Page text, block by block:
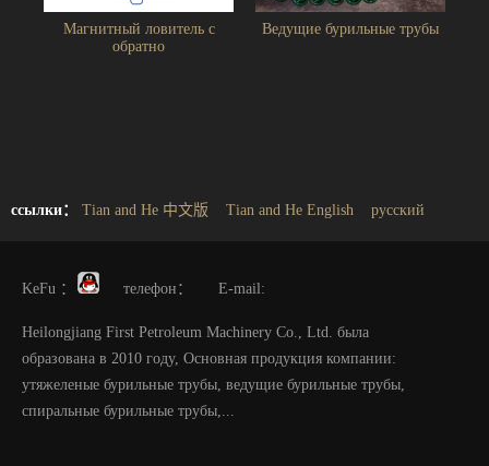
Магнитный ловитель с
обратно
Ведущие бурильные трубы
ссылки： Tian and He 中文版 Tian and He English русский
KeFu ： телефон： E-mail:
Heilongjiang First Petroleum Machinery Co., Ltd. была
образована в 2010 году, Основная продукция компании:
утяжеленые бурильные трубы, ведущие бурильные трубы,
спиральные бурильные трубы,...